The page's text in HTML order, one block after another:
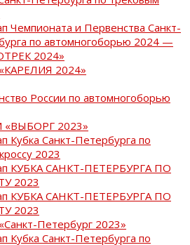
Чемпионата и Первенства Санкт-
по автомногоборью 2024 —
2024»
2024»
России по автомногоборью
«ВЫБОРГ 2023»
Кубка Санкт-Петербурга по
2023
КУБКА САНКТ-ПЕТЕРБУРГА ПО
2023
КУБКА САНКТ-ПЕТЕРБУРГА ПО
2023
Петербург 2023»
Кубка Санкт-Петербурга по